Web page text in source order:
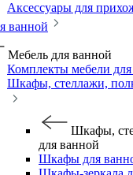
Аксессуары для
ванной
Мебель для ванной
Комплекты мебели
Шкафы, стеллажи,
Шкафы,
для ванной
Шкафы для